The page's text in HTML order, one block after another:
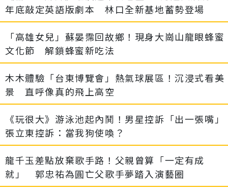
年底敲定英語版劇本 林口全新基地蓄勢登場
「高雄女兒」蘇晏霈回故鄉！現身大崗山龍眼蜂蜜
文化節 解鎖蜂蜜新吃法
木木體驗「台東博覽會」熱氣球展區！沉浸式看美
景 直呼像真的飛上高空
《玩很大》游泳池起內鬨！男星控訴「出一張嘴」
張立東控訴：當我狗使喚？
龍千玉差點放棄歌手路！父親曾算「一定有成
就」 郭忠祐為圓亡父歌手夢踏入演藝圈